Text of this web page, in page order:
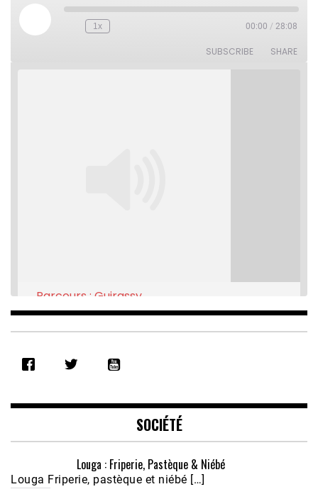
Play
Episode
Rewind
1x 00:00 / 28:08
SUBSCRIBE SHARE
RSS FEED
EMBED
Parcours : Guirassy
Feb 16, 2021 • 28:08
SOCIÉTÉ
Louga : Friperie, Pastèque & Niébé
Louga Friperie, pastèque et niébé […]